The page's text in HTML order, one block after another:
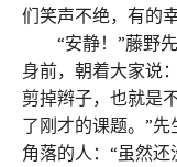
们笑声不绝，有的
“安静！”藤野先
身前，朝着大家说
剪掉辫子，也就是
了刚才的课题。”
角落的人：“虽然